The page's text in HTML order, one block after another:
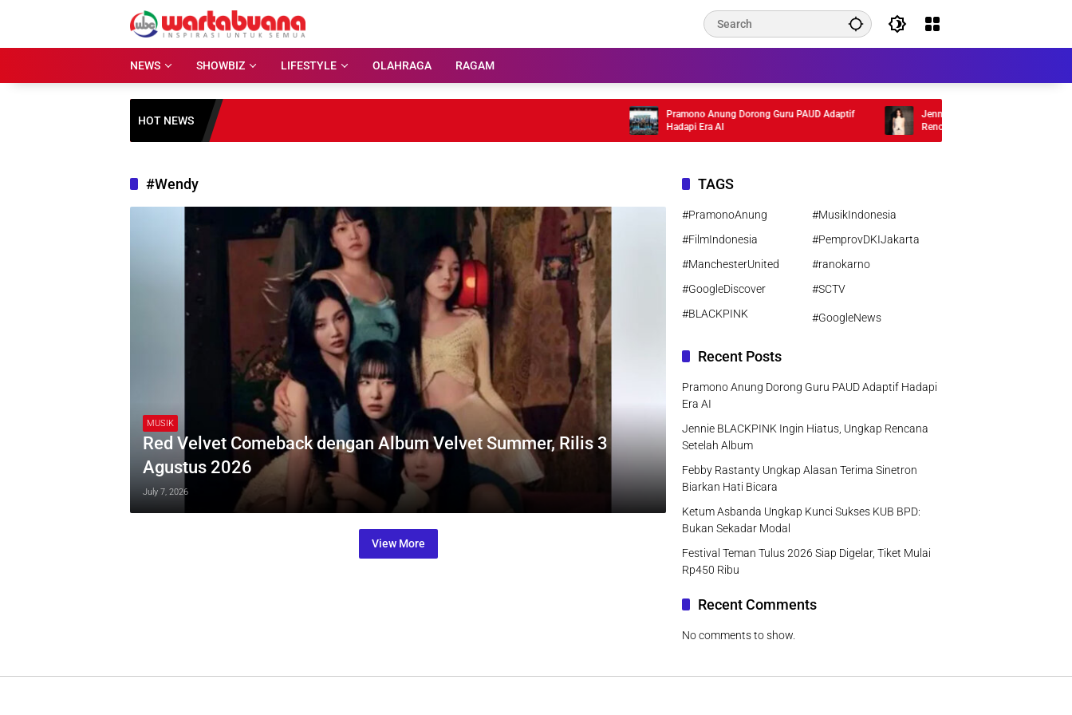
NEWS
SHOWBIZ LIFESTYLE OLAHRAGA RAGAM
HOT NEWS
Pramono Anung Dorong Guru PAUD Adaptif
Hadapi Era AI
Jennie BLACKPINK Ingin Hiatus,
Rencana Setelah Album
#Wendy
MUSIK
Red Velvet Comeback dengan Album Velvet Summer, Rilis 3
Agustus 2026
July 7, 2026
View More
TAGS
#PramonoAnung
#MusikIndonesia
#FilmIndonesia
#PemprovDKIJakarta
#ManchesterUnited
#ranokarno
#GoogleDiscover
#SCTV
#BLACKPINK
#GoogleNews
Recent Posts
Pramono Anung Dorong Guru PAUD Adaptif Hadapi
Era AI
Jennie BLACKPINK Ingin Hiatus, Ungkap Rencana
Setelah Album
Febby Rastanty Ungkap Alasan Terima Sinetron
Biarkan Hati Bicara
Ketum Asbanda Ungkap Kunci Sukses KUB BPD:
Bukan Sekadar Modal
Festival Teman Tulus 2026 Siap Digelar, Tiket Mulai
Rp450 Ribu
Recent Comments
No comments to show.